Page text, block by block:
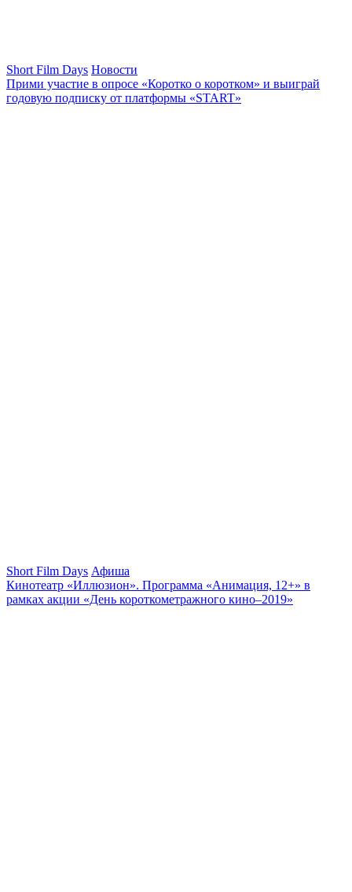
Short Film Days Новости
Прими участие в опросе «Коротко о коротком» и выиграй
годовую подписку от платформы «START»
Short Film Days Афиша
Кинотеатр «Иллюзион». Программа «Анимация, 12+» в
рамках акции «День короткометражного кино–2019»